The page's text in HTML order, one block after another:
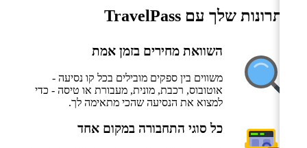
היתרונות שלך עם TravelPass
השוואת מחירים בזמן אמת
משווים בין ספקים מובילים בכל קו נסיעה -
אוטובוס, רכבת, מונית, מעבורת או טיסה - כדי
למצוא את הנסיעה שהכי מתאימה לך.
כל סוגי התחבורה במקום אחד